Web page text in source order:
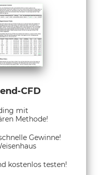
CFD
mit
Methode!
Gewinne!
kostenlos testen!